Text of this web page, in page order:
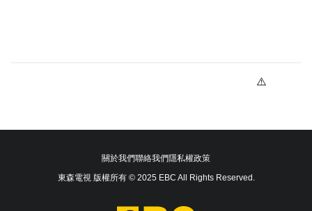
關於我們聯絡我們隱私權政策
東森電視 版權所有 © 2025 EBC All Rights Reserved.